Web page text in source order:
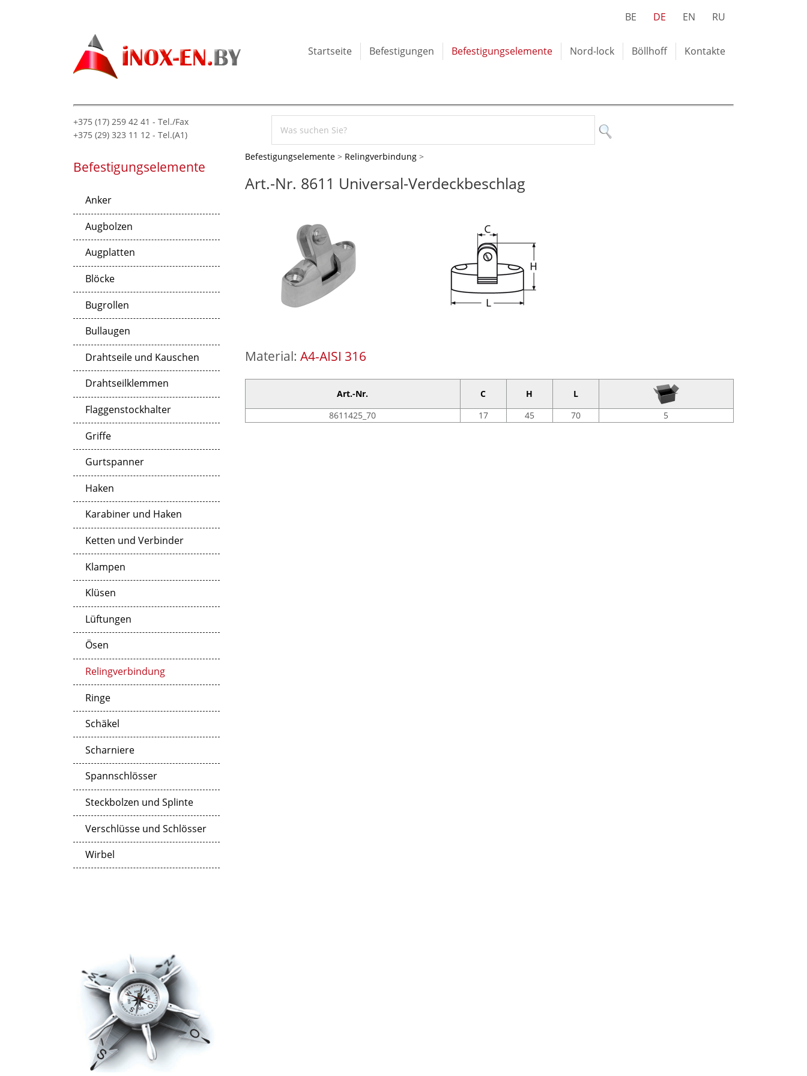
BE DE EN RU
Startseite Befestigungen Befestigungselemente Nord-lock Böllhoff Kontakte
+375 (17) 259 42 41 - Tel./Fax
+375 (29) 323 11 12 - Tel.(A1)
Befestigungselemente
Anker
Augbolzen
Augplatten
Blöcke
Bugrollen
Bullaugen
Drahtseile und Kauschen
Drahtseilklemmen
Flaggenstockhalter
Griffe
Gurtspanner
Haken
Karabiner und Haken
Ketten und Verbinder
Klampen
Klüsen
Lüftungen
Ösen
Relingverbindung
Ringe
Schäkel
Scharniere
Spannschlösser
Steckbolzen und Splinte
Verschlüsse und Schlösser
Wirbel
Befestigungselemente> Relingverbindung>
Art.-Nr. 8611 Universal-Verdeckbeschlag
Material: A4-AISI 316
Art.-Nr. C H
L
8611425_70
17 45 70 5